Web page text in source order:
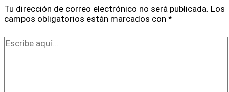
Tu dirección de correo electrónico no será publicada. Los
campos obligatorios están marcados con *
Escribe